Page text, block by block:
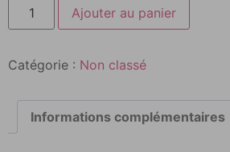
Ajouter au panier
Catégorie : Non classé
Informations complémentaires